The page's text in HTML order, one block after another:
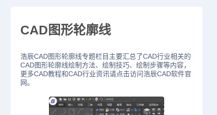
CAD图形轮廓线
浩辰CAD图形轮廓线专题栏目主要汇总了CAD行业相关的
CAD图形轮廓线绘制方法、绘制技巧、绘制步骤等内容，
更多CAD教程和CAD行业资讯请点击访问浩辰CAD软件官
网。